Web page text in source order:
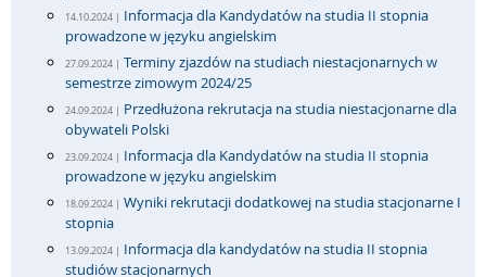
14.10.2024 | Informacja dla Kandydatów na studia II stopnia
prowadzone w języku angielskim
27.09.2024 | Terminy zjazdów na studiach niestacjonarnych w
semestrze zimowym 2024/25
24.09.2024 | Przedłużona rekrutacja na studia niestacjonarne dla
obywateli Polski
23.09.2024 | Informacja dla Kandydatów na studia II stopnia
prowadzone w języku angielskim
18.09.2024 | Wyniki rekrutacji dodatkowej na studia stacjonarne I
stopnia
13.09.2024 | Informacja dla kandydatów na studia II stopnia
studiów stacjonarnych